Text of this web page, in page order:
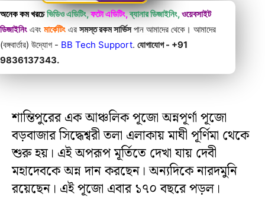
অনেক কম খরচে ভিডিও এডিটিং,ফটো এডিটিং,ব্যানার ডিজাইনিং,ওয়েবসাইট
ডিজাইনিং এবং মার্কেটিং এর সমস্ত রকম সার্ভিসপান আমাদের থেকে। আমাদের
(বঙ্গবার্তার) উদ্যোগ - BB Tech Support. যোগাযোগ - +91
9836137343.
শান্তিপুরের এক আঞ্চলিক পূজো অন্নপূর্ণা পূজো
বড়বাজার সিদ্ধেশ্বরী তলা এলাকায় মাঘী পূর্ণিমা থেকে
শুরু হয়। এই অপরূপ মূর্তিতে দেখা যায় দেবী
মহাদেবকে অন্ন দান করছেন। অন্যদিকে নারদমুনি
রয়েছেন। এই পূজো এবার ১৭০ বছরে পড়ল।